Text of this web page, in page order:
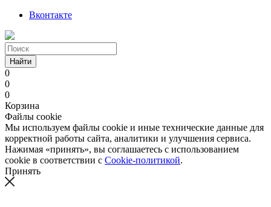
Вконтакте
Найти
0
0
0
Корзина
Файлы cookie
Мы используем файлы cookie и иные технические данные для
корректной работы сайта, аналитики и улучшения сервиса.
Нажимая «принять», вы соглашаетесь с использованием
cookie в соответствии с Cookie-политикой.
Принять